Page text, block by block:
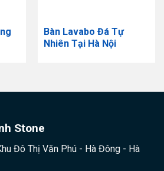
Bàn Lavabo Đá Tự
Nhiên Tại Hà Nội
Stone
Đô Thị Văn Phú - Hà Đông - Hà